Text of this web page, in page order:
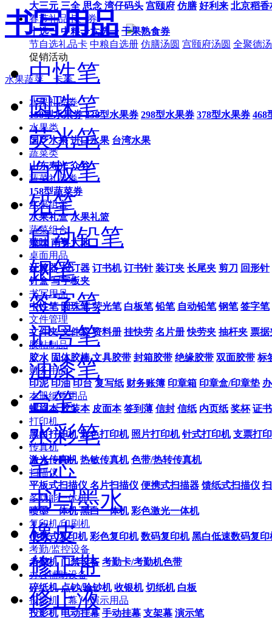
大三元 三全 思念 湾仔码头 宫颐府 仿膳 好利来 北京稻香
春节礼品卡、券
十选一 中粮十六选一 干果熟食券
节自选礼品卡 中粮自选册 仿膳汤圆 宫颐府汤圆 全聚德
促销活动
水果蔬菜、卡券
水果礼品券
158型水果券 238型水果券 298型水果券 378型水果券 468
水果类
国产水果 进口水果 台湾水果
蔬菜类
山东寿光 众谷
蔬菜礼品券
158型蔬菜券
水果组合
水果礼盒 水果礼篮
蔬菜组合
臻味 南粤大地
桌面用品
计算器 起订器 订书机 订书针 装订夹 长尾夹 剪刀 回形针
针盒 写字板夹
书写用品
中性笔 圆珠笔 荧光笔 白板笔 铅笔 自动铅笔 钢笔 签字笔
文件管理
文件夹 文件袋 资料册 挂快劳 名片册 快劳夹 抽杆夹 票据
胶粘制品
胶水 固体胶棒 文具胶带 封箱胶带 绝缘胶带 双面胶带 标
财务用品
印泥 印油 印台 复写纸 财务账簿 印章箱 印章盒/印章垫
本册纸质用品
螺旋本 胶装本 皮面本 签到薄 信封 信纸 内页纸 奖杯 证书
打印机
黑白打印机 彩色打印机 照片打印机 针式打印机 支票打
传真机
激光传真机 热敏传真机 色带/热转传真机
扫描仪
平板式扫描仪 名片扫描仪 便携式扫描器 馈纸式扫描仪
多功能一体机
喷墨一体机 黑白一体机 彩色激光一体机
复印机/印刷机
便携式复印机 彩色复印机 数码复印机 黑白低速数码复印
考勤/监控设备
考勤机 门禁设备 考勤卡/考勤机色带
办公辅助设备
碎纸机 点钞/验钞机 收银机 切纸机 白板
投影机（幕）/演示用品
投影机 电动挂幕 手动挂幕 支架幕 演示笔
书写用品
中性笔
圆珠笔
荧光笔
白板笔
铅笔
自动铅笔
钢笔
签字笔
记号笔
油漆笔
台笔
水彩笔
笔芯
书写墨水
橡皮
修正带
修正液